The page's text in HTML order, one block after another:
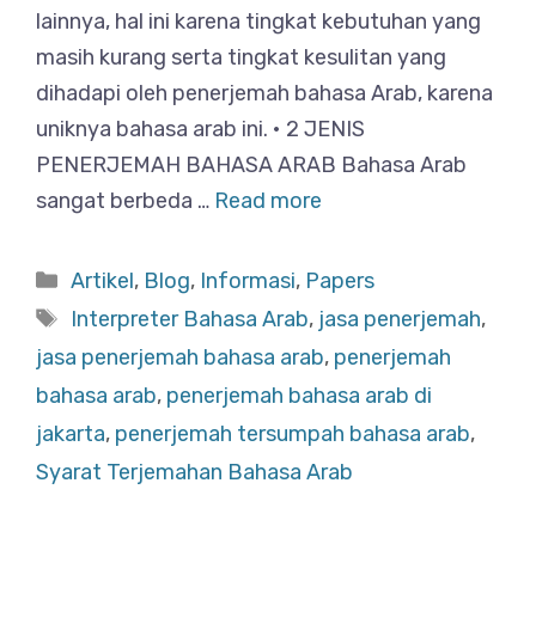
lainnya, hal ini karena tingkat kebutuhan yang
masih kurang serta tingkat kesulitan yang
dihadapi oleh penerjemah bahasa Arab, karena
uniknya bahasa arab ini. • 2 JENIS
PENERJEMAH BAHASA ARAB Bahasa Arab
sangat berbeda … Read more
Categories
Artikel, Blog, Informasi, Papers
Tags
Interpreter Bahasa Arab, jasa penerjemah,
jasa penerjemah bahasa arab, penerjemah
bahasa arab, penerjemah bahasa arab di
jakarta, penerjemah tersumpah bahasa arab,
Syarat Terjemahan Bahasa Arab